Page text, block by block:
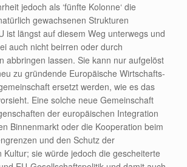
jedoch als ‘fünfte Kolonne‘ die
gewachsenen Strukturen
ist längst auf diesem Weg unterwegs und
auch nicht beirren oder durch
abbringen lassen. Sie kann nur aufgelöst
zu gründende Europäische Wirtschafts-
ersetzt werden, wie es das
Eine solche neue Gemeinschaft
der europäischen Integration
Binnenmarkt oder die Kooperation beim
und den Schutz der
Kultur; sie würde jedoch die gescheiterte